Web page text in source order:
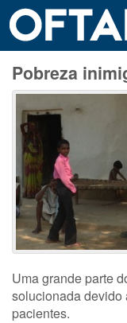
Pobreza
Uma grande parte
solucionada devido
pacientes.